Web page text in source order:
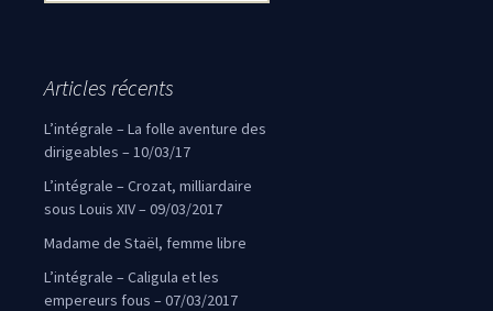
Articles récents
L’intégrale – La folle aventure des
dirigeables – 10/03/17
L’intégrale – Crozat, milliardaire
sous Louis XIV – 09/03/2017
Madame de Staël, femme libre
L’intégrale – Caligula et les
empereurs fous – 07/03/2017